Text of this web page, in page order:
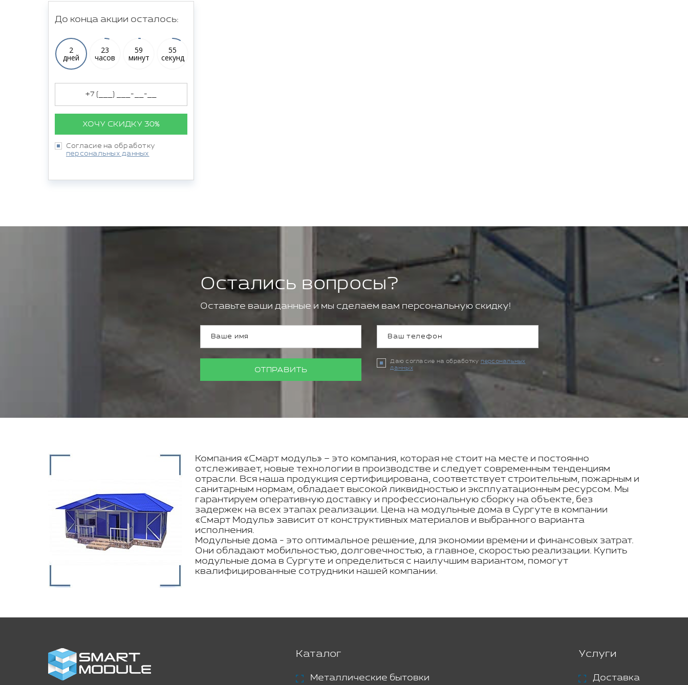
До конца акции осталось:
2
дней
23
часов
59
минут
54
секунд
ХОЧУ СКИДКУ 30%
Согласие на обработку
персональных данных
Остались вопросы?
Оставьте ваши данные и мы сделаем вам персональную скидку!
ОТПРАВИТЬ
Даю согласие на обработку персональных
данных
Компания «Смарт модуль» – это компания, которая не стоит на месте и постоянно
отслеживает, новые технологии в производстве и следует современным тенденциям
отрасли. Вся наша продукция сертифицирована, соответствует строительным, пожарным и
санитарным нормам, обладает высокой ликвидностью и эксплуатационным ресурсом. Мы
гарантируем оперативную доставку и профессиональную сборку на объекте, без
задержек на всех этапах реализации. Цена на модульные дома в Сургуте в компании
«Смарт Модуль» зависит от конструктивных материалов и выбранного варианта
исполнения.
Модульные дома - это оптимальное решение, для экономии времени и финансовых затрат.
Они обладают мобильностью, долговечностью, а главное, скоростью реализации. Купить
модульные дома в Сургуте и определиться с наилучшим вариантом, помогут
квалифицированные сотрудники нашей компании.
Каталог
Металлические бытовки
Услуги
Доставка